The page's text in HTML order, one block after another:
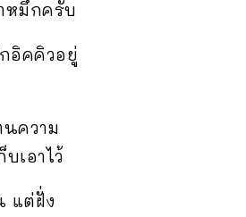
หมึกครับ
อิคคิวอยู่
ความ
เอาไว้
แต่ฝั่ง